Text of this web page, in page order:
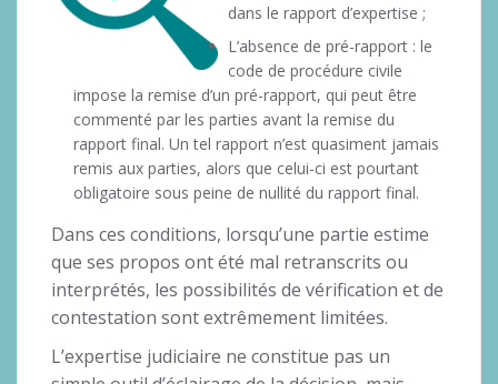
dans le rapport d’expertise ;
L’absence de pré-rapport : le
code de procédure civile
impose la remise d’un pré-rapport, qui peut être
commenté par les parties avant la remise du
rapport final. Un tel rapport n’est quasiment jamais
remis aux parties, alors que celui-ci est pourtant
obligatoire sous peine de nullité du rapport final.
Dans ces conditions, lorsqu’une partie estime
que ses propos ont été mal retranscrits ou
interprétés, les possibilités de vérification et de
contestation sont extrêmement limitées.
L’expertise judiciaire ne constitue pas un